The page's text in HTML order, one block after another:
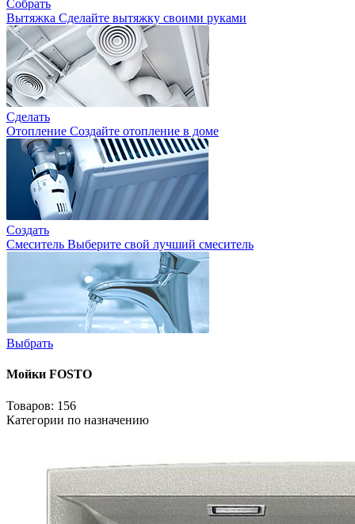
Собрать
Вытяжка Сделайте вытяжку своими руками
Сделать
Отопление Создайте отопление в доме
Создать
Смеситель Выберите свой лучший смеситель
Выбрать
Мойки FOSTO
Товаров: 156
Категории по назначению